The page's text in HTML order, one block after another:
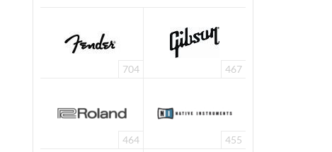
704 467
464 455